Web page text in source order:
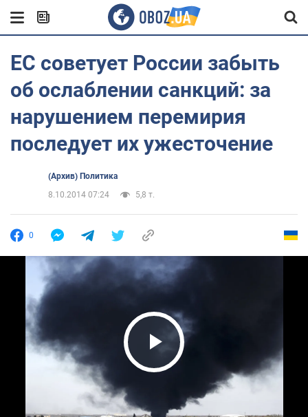
ЕС советует России забыть
об ослаблении санкций: за
нарушением перемирия
последует их ужесточение
(Архив) Политика
8.10.2014 07:24
5,8 т.
0
Play Video